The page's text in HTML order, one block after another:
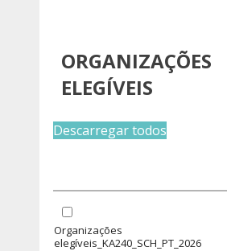
ORGANIZAÇÕES
ELEGÍVEIS
Descarregar todos
Organizações
elegíveis_KA240_SCH_PT_2026